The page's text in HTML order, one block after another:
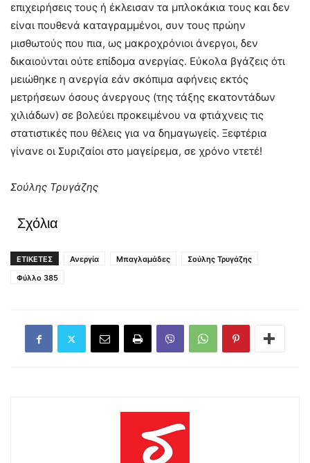
επιχειρήσεις τους ή έκλεισαν τα μπλοκάκια τους και δεν
είναι πουθενά καταγραμμένοι, συν τους πρώην
μισθωτούς που πια, ως μακροχρόνιοι άνεργοι, δεν
δικαιούνται ούτε επίδομα ανεργίας. Εύκολα βγάζεις ότι
μειώθηκε η ανεργία εάν σκόπιμα αφήνεις εκτός
μετρήσεων όσους άνεργους (της τάξης εκατοντάδων
χιλιάδων) σε βολεύει προκειμένου να φτιάχνεις τις
στατιστικές που θέλεις για να δημαγωγείς. Ξεφτέρια
γίνανε οι Συριζαίοι στο μαγείρεμα, σε χρόνο ντετέ!
Σούλης Τρυγάζης
Σχόλια
ΕΤΙΚΕΤΕΣ Ανεργία Μπαγλαμάδες
Σούλης Τρυγάζης
Φύλλο 385